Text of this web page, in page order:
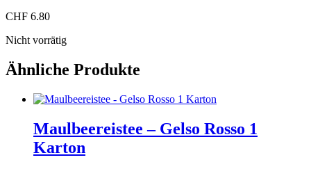
CHF 6.80
Nicht vorrätig
Ähnliche Produkte
Maulbeereistee – Gelso Rosso 1
Karton